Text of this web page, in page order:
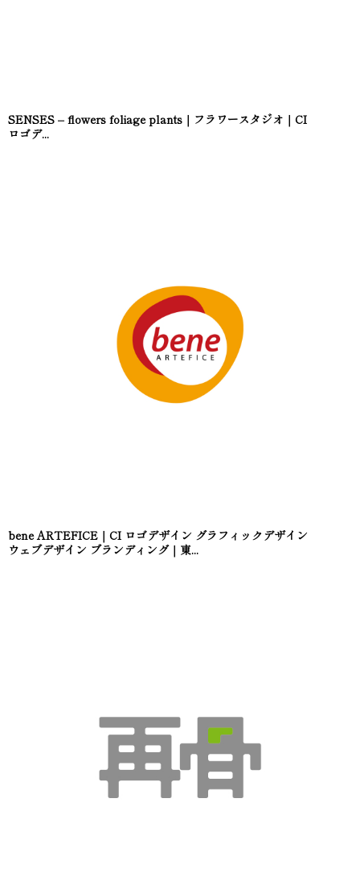
SENSES – flowers foliage plants｜フラワースタジオ｜CI
ロゴデ...
bene ARTEFICE｜CI ロゴデザイン グラフィックデザイン
ウェブデザイン ブランディング｜東...